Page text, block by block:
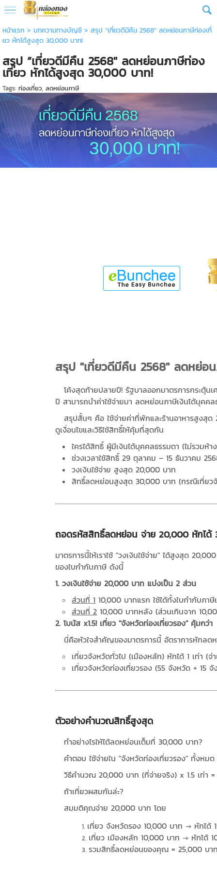
หน้าแรก > บทความทางบัญชี > สรุป “เที่ยวดีมีคืน 2568″ ลดหย่อนภาษีท่องเที่
ยว หักได้สูงสุด 30,000 บาท!
สรุป “เที่ยวดีมีคืน 2568″ ลดหย่อนภาษีท่อง
เที่ยว หักได้สูงสุด 30,000 บาท!
Tags: ท่องเที่ยว, ลดหย่อนภาษี
สรุป "เที่ยวดีมีคืน 2568" ลดหย่อ
โค้งสุดท้ายปลายปี! รัฐบาลออกมาตรการกระตุ้น
ปี สามารถนำค่าใช้จ่ายมา ลดหย่อนภาษีเงินได้บุคคล
สรุปสั้นๆ คือ ใช้จ่ายค่าที่พักและร้านอาหารสูงสุ
ดูเงื่อนไขและวิธีใช้สิทธิ์ให้คุ้มที่สุดกัน
ใครได้สิทธิ์ ผู้มีเงินได้บุคคลธรรมดา (ไม่รวม
ช่วงเวลาใช้สิทธิ์ 29 ตุลาคม – 15 ธันวาคม
วงเงินใช้จ่าย สูงสุด 20,000 บาท
สิทธิ์ลดหย่อนสูงสุด 30,000 บาท (กรณีเที่ยว
ถอดรหัสสิทธิ์ลดหย่อน จ่าย 20,000 หักได้
มาตรการนี้ให้เราใช้ "วงเงินใช้จ่าย" ได้สูงสุด
ของใบกำกับภาษี ดังนี้
1. วงเงินใช้จ่าย 20,000 บาท แบ่งเป็น 2 ส่วน
ส่วนที่ 1 10,000 บาทแรกใช้ได้ทั้งใบกำกับภา
ส่วนที่ 2 10,000 บาทหลัง (ส่วนเกินจาก
2. โบนัส x1.5! เที่ยว "จังหวัดท่องเที่ยวรอง" คุ้มกว่า
นี่คือหัวใจสำคัญของมาตรการนี้ อัตราการหักลดห
เที่ยวจังหวัดทั่วไป (เมืองหลัก) หักได้ 1 เท่า (
เที่ยวจังหวัดท่องเที่ยวรอง (55 จังหวัด + 15
ตัวอย่างคำนวณสิทธิ์สูงสุด
ทำอย่างไรให้ได้ลดหย่อนเต็มที่ 30,000 บาท?
คำตอบ ใช้จ่ายใน "จังหวัดท่องเที่ยวรอง" ทั้งหม
วิธีคำนวณ 20,000 บาท (ที่จ่ายจริง) x 1.5 เท่า
ถ้าเที่ยวผสมกันล่ะ?
สมมติคุณจ่าย 20,000 บาท โดย
เที่ยว จังหวัดรอง 10,000 บาท → หักได้
เที่ยว เมืองหลัก 10,000 บาท → หักได้
รวมสิทธิ์ลดหย่อนของคุณ = 25,000 บา